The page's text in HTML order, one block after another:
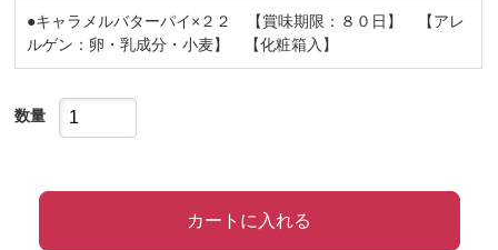
●キャラメルバターパイ×２２ 【賞味期限：８０日】 【アレ
ルゲン：卵・乳成分・小麦】 【化粧箱入】
数量
カートに入れる